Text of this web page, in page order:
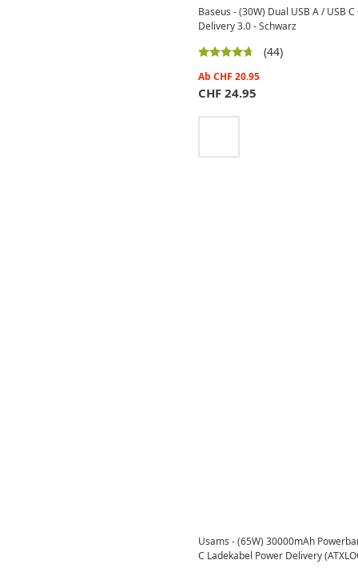
Baseus - (30W) Dual USB A / USB
Delivery 3.0 - Schwarz
(44)
Ab CHF 20.95
CHF 24.95
Usams - (65W) 30000mAh
C Ladekabel Power Delivery